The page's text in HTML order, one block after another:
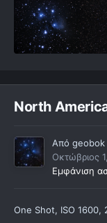
North
Από geobok
Οκτώβριος
Εμφάνιση
One Shot, ISO 1600,